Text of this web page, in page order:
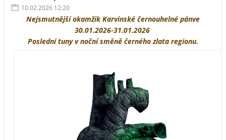
10.02.2026 12:20
Nejsmutnější okamžik Karvinské černouhelné pánve
30.01.2026-31.01.2026
Poslední tuny v noční směně černého zlata regionu.